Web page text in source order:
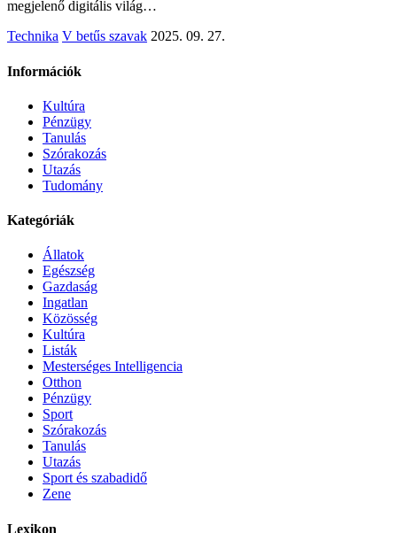
megjelenő digitális világ…
Technika V betűs szavak 2025. 09. 27.
Információk
Kultúra
Pénzügy
Tanulás
Szórakozás
Utazás
Tudomány
Kategóriák
Állatok
Egészség
Gazdaság
Ingatlan
Közösség
Kultúra
Listák
Mesterséges Intelligencia
Otthon
Pénzügy
Sport
Szórakozás
Tanulás
Utazás
Sport és szabadidő
Zene
Lexikon